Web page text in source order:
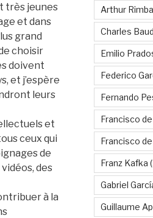
très jeunes
et dans
grand
choisir
doivent
et j’espère
leurs
et
ceux qui
de
des
à la
Arthur
Charles
Emilio
Federico
Fernando
Francisco
Francisco
Franz Kafka
Gabriel
Guillaume